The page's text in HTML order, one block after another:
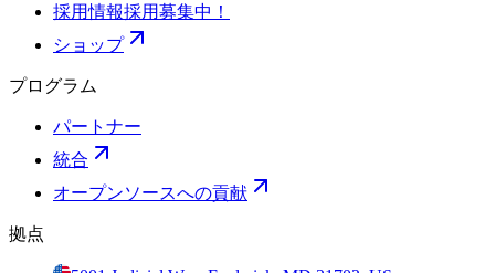
採用情報採用募集中！
ショップ
プログラム
パートナー
統合
オープンソースへの貢献
拠点